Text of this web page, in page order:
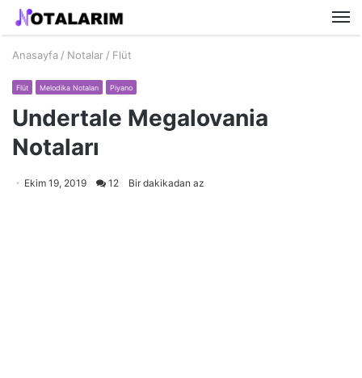
Anasayfa / Notalar / Flüt
Flüt Melodika Notaları Piyano
Undertale Megalovania
Notaları
Ekim 19, 2019 12 Bir dakikadan az